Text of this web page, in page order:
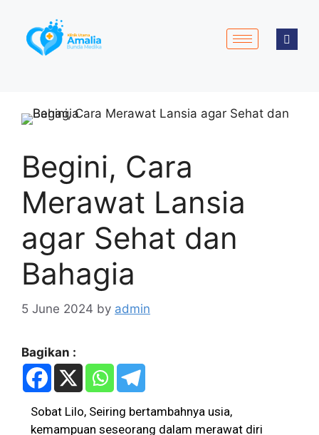
Begini, Cara
Merawat Lansia
agar Sehat dan
Bahagia
5 June 2024 by admin
Bagikan :
Sobat Lilo, Seiring bertambahnya usia,
kemampuan seseorang dalam merawat diri